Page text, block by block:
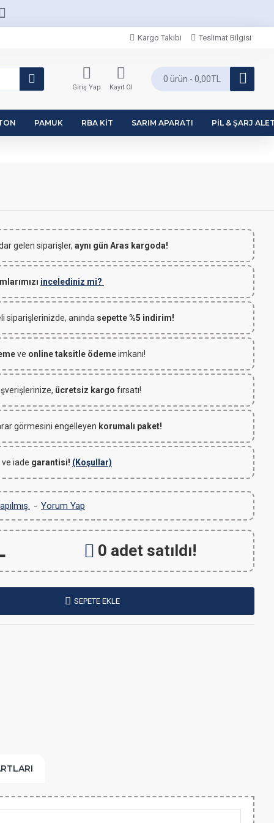
Kargo Takibi Teslimat Bilgisi
Giriş Yap Kayıt Ol
0 ürün - 0,00TL
PAMUK RBA KIT SARIM APARATI PIL & ŞARJ
gelen siparişler, aynı gün Aras kargoda!
incelediniz mi?
siparişlerinizde, anında sepette %5 indirim!
ve online taksitle ödemeimkanı!
ücretsiz kargo fırsatı!
görmesini engelleyen korumalı paket!
iade garantisi! (Koşullar)
- Yorum Yap
0 adet satıldı!
SEPETE EKLE